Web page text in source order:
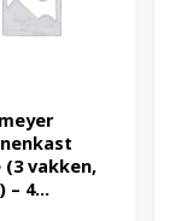
(3 vakken,
– 4...